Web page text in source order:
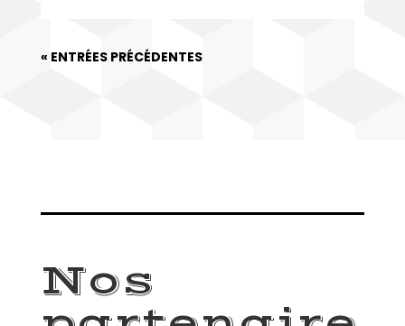
« ENTRÉES PRÉCÉDENTES
Nos